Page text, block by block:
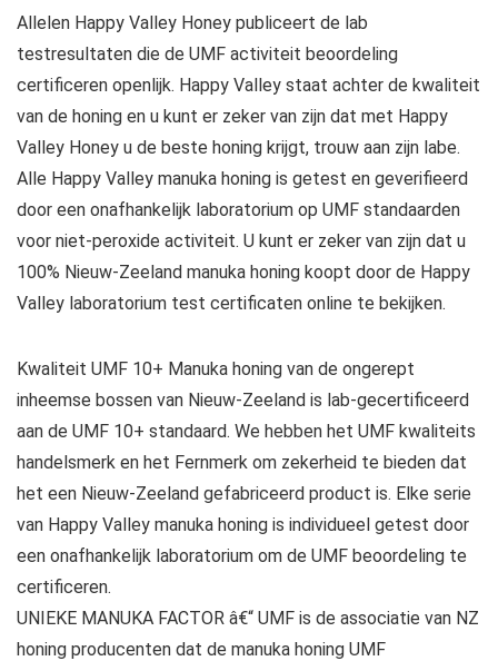
Allelen Happy Valley Honey publiceert de lab
testresultaten die de UMF activiteit beoordeling
certificeren openlijk. Happy Valley staat achter de kwaliteit
van de honing en u kunt er zeker van zijn dat met Happy
Valley Honey u de beste honing krijgt, trouw aan zijn labe.
Alle Happy Valley manuka honing is getest en geverifieerd
door een onafhankelijk laboratorium op UMF standaarden
voor niet-peroxide activiteit. U kunt er zeker van zijn dat u
100% Nieuw-Zeeland manuka honing koopt door de Happy
Valley laboratorium test certificaten online te bekijken.
Kwaliteit UMF 10+ Manuka honing van de ongerept
inheemse bossen van Nieuw-Zeeland is lab-gecertificeerd
aan de UMF 10+ standaard. We hebben het UMF kwaliteits
handelsmerk en het Fernmerk om zekerheid te bieden dat
het een Nieuw-Zeeland gefabriceerd product is. Elke serie
van Happy Valley manuka honing is individueel getest door
een onafhankelijk laboratorium om de UMF beoordeling te
certificeren.
UNIEKE MANUKA FACTOR â€“ UMF is de associatie van NZ
honing producenten dat de manuka honing UMF